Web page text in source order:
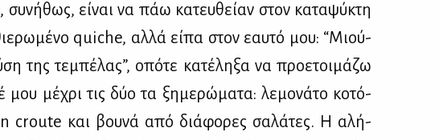
εί­ναι να πάω κα­τευ­θεί­αν στον κα­τα­ψύ­κτη
quiche, αλ­λά εί­πα στον εαυ­τό μου: “Μιού­
της τε­μπέ­λας”, οπό­τε κα­τέ­λη­ξα να προ­ε­τοι­μά­ζω
μου μέ­χρι τις δύο τα ξη­με­ρώ­μα­τα: λε­μο­νά­το κο­τό­
croute και βου­νά από διά­φο­ρες σα­λά­τες. Η αλή­